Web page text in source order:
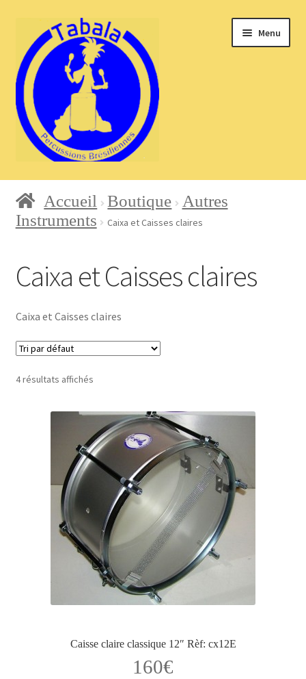
Aller
la
navigation
Aller
au
contenu
Menu
Accueil
Conditions générales de vente
Contact
Mon compte
Page d’exemple
Validation de la commande
Accueil Boutique
Autres
Instruments
Caixa et Caisses claires
Caixa et Caisses claires
Caixa et Caisses claires
4 résultats affichés
Caisse claire classique 12″ Rèf: cx12E
160€